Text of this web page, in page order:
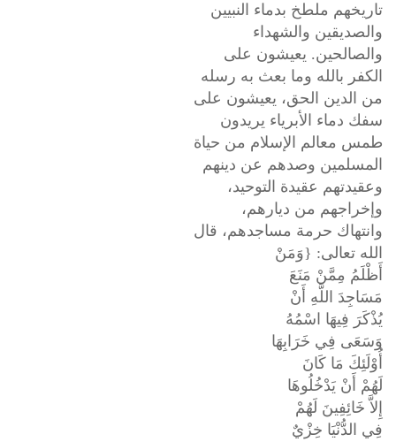
تاريخهم ملطخ بدماء النبيين
والصديقين والشهداء
والصالحين. يعيشون على
الكفر بالله وما بعث به رسله
من الدين الحق، يعيشون على
سفك دماء الأبرياء يريدون
طمس معالم الإسلام من حياة
المسلمين وصدهم عن دينهم
وعقيدتهم عقيدة التوحيد،
وإخراجهم من ديارهم،
وانتهاك حرمة مساجدهم، قال
الله تعالى: {وَمَنْ
أَظْلَمُ مِمَّنْ مَنَعَ
مَسَاجِدَ اللَّهِ أَنْ
يُذْكَرَ فِيهَا اسْمُهُ
وَسَعَى فِي خَرَابِهَا
أُوْلَئِكَ مَا كَانَ
لَهُمْ أَنْ يَدْخُلُوهَا
إِلاَّ خَائِفِينَ لَهُمْ
فِي الدُّنْيَا خِزْيٌ